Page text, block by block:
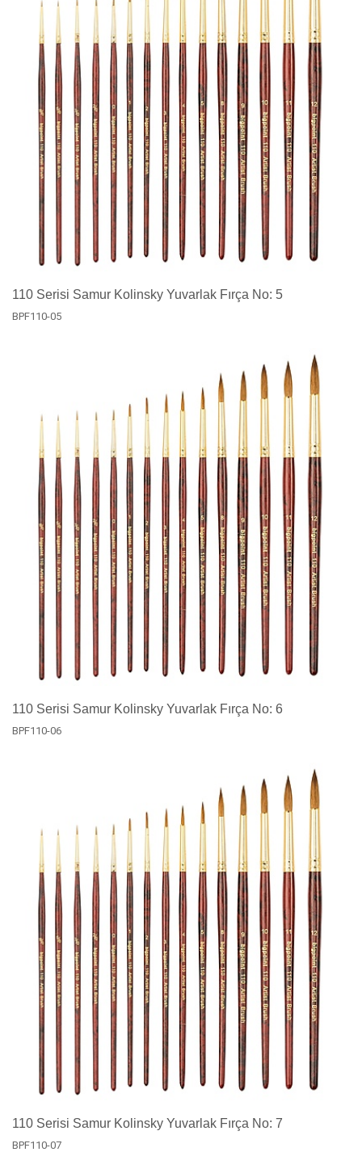
110 Serisi Samur Kolinsky Yuvarlak Fırça No: 5
BPF110-05
110 Serisi Samur Kolinsky Yuvarlak Fırça No: 6
BPF110-06
110 Serisi Samur Kolinsky Yuvarlak Fırça No: 7
BPF110-07